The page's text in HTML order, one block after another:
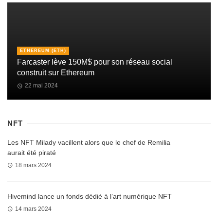
ETHEREUM (ETH)
Farcaster lève 150M$ pour son réseau social
construit sur Ethereum
22 mai 2024
NFT
Les NFT Milady vacillent alors que le chef de Remilia
aurait été piraté
18 mars 2024
Hivemind lance un fonds dédié à l’art numérique NFT
14 mars 2024